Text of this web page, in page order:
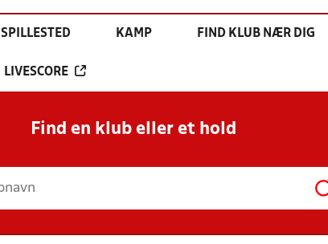
SPILLESTED KAMP FIND KLUB NÆR DIG
LIVESCORE
Find en klub eller et hold